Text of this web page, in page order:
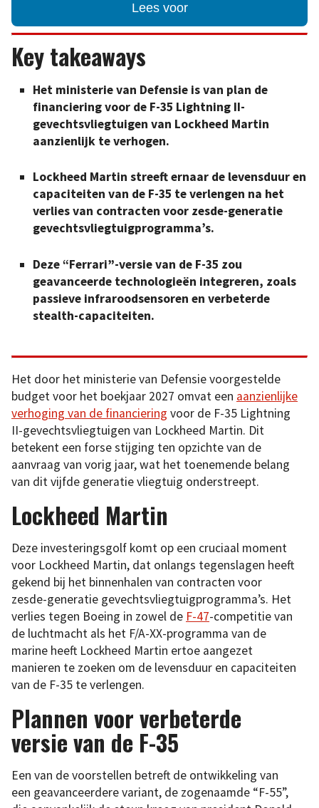
Lees voor
Key takeaways
Het ministerie van Defensie is van plan de
financiering voor de F-35 Lightning II-
gevechtsvliegtuigen van Lockheed Martin
aanzienlijk te verhogen.
Lockheed Martin streeft ernaar de levensduur en
capaciteiten van de F-35 te verlengen na het
verlies van contracten voor zesde-generatie
gevechtsvliegtuigprogramma’s.
Deze “Ferrari”-versie van de F-35 zou
geavanceerde technologieën integreren, zoals
passieve infraroodsensoren en verbeterde
stealth-capaciteiten.
Het door het ministerie van Defensie voorgestelde
budget voor het boekjaar 2027 omvat een aanzienlijke
verhoging van de financiering voor de F-35 Lightning
II-gevechtsvliegtuigen van Lockheed Martin. Dit
betekent een forse stijging ten opzichte van de
aanvraag van vorig jaar, wat het toenemende belang
van dit vijfde generatie vliegtuig onderstreept.
Lockheed Martin
Deze investeringsgolf komt op een cruciaal moment
voor Lockheed Martin, dat onlangs tegenslagen heeft
gekend bij het binnenhalen van contracten voor
zesde-generatie gevechtsvliegtuigprogramma’s. Het
verlies tegen Boeing in zowel de F-47-competitie van
de luchtmacht als het F/A-XX-programma van de
marine heeft Lockheed Martin ertoe aangezet
manieren te zoeken om de levensduur en capaciteiten
van de F-35 te verlengen.
Plannen voor verbeterde
versie van de F-35
Een van de voorstellen betreft de ontwikkeling van
een geavanceerdere variant, de zogenaamde “F-55”,